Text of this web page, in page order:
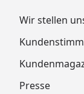
Wir stellen
Presse